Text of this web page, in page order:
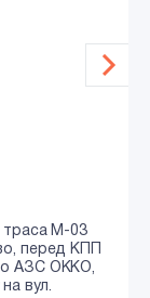
траса М-03
перед КПП
АЗС ОККО,
вул.